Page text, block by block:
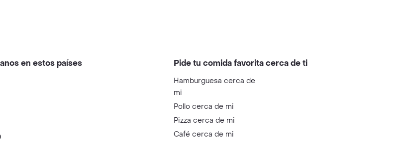
en estos países Pide tu comida favorita cerca de ti
Hamburguesa cerca de
mi
Pollo cerca de mi
Pizza cerca de mi
Café cerca de mi